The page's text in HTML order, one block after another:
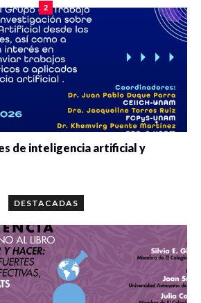
2
de inteligencia artificial y
DESTACADAS